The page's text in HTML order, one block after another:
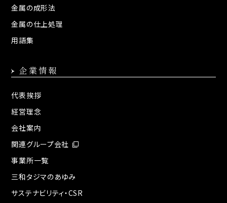
金属の成形法
金属の仕上処理
用語集
企業情報
代表挨拶
経営理念
会社案内
関連グループ会社
事業所一覧
三和タジマのあゆみ
サステナビリティ・CSR